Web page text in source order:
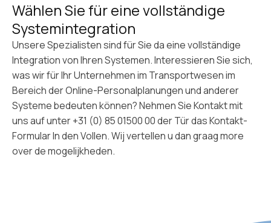
Wählen Sie für eine vollständige
Systemintegration
Unsere Spezialisten sind für Sie daeine vollständige
Integrationvon Ihren Systemen. Interessieren Sie sich,
was wir für Ihr Unternehmen im Transportwesen im
Bereich der Online-Personalplanungen und anderer
Systeme bedeuten können? Nehmen Sie Kontakt mit
uns auf unter+31 (0) 85 01500 00der Türdas Kontakt-
FormularIn den Vollen. Wij vertellen u dan graag more
over de mogelijkheden.